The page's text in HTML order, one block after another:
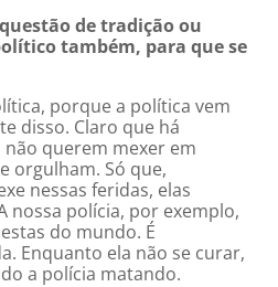
de tradição ou
também, para que se
porque a política vem
disso. Claro que há
não querem mexer em
orgulham. Só que,
nessas feridas, elas
nossa polícia, por exemplo,
do mundo. É
Enquanto ela não se curar,
a polícia matando.